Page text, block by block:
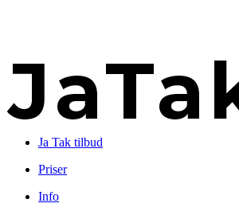
Ja Tak tilbud
Priser
Info